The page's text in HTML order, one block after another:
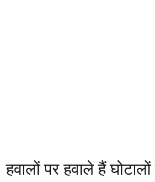
हवालों पर हवाले हैं